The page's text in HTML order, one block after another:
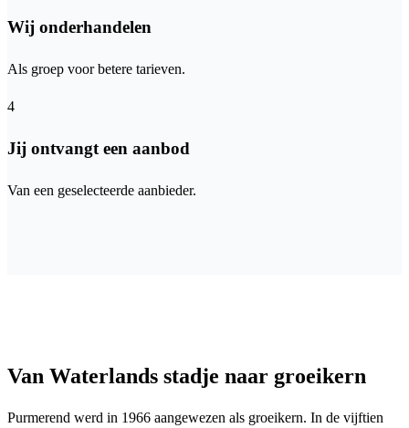
Wij onderhandelen
Als groep voor betere tarieven.
4
Jij ontvangt een aanbod
Van een geselecteerde aanbieder.
Van Waterlands stadje naar groeikern
Purmerend werd in 1966 aangewezen als groeikern. In de vijftien